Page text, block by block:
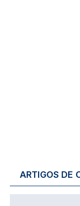
ARTIGOS DE